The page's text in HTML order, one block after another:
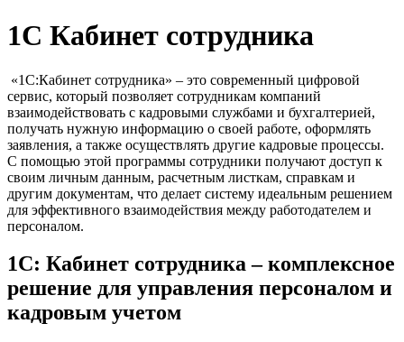
1С Кабинет сотрудника
«1С:Кабинет сотрудника» – это современный цифровой
сервис, который позволяет сотрудникам компаний
взаимодействовать с кадровыми службами и бухгалтерией,
получать нужную информацию о своей работе, оформлять
заявления, а также осуществлять другие кадровые процессы.
С помощью этой программы сотрудники получают доступ к
своим личным данным, расчетным листкам, справкам и
другим документам, что делает систему идеальным решением
для эффективного взаимодействия между работодателем и
персоналом.
1С: Кабинет сотрудника – комплексное
решение для управления персоналом и
кадровым учетом